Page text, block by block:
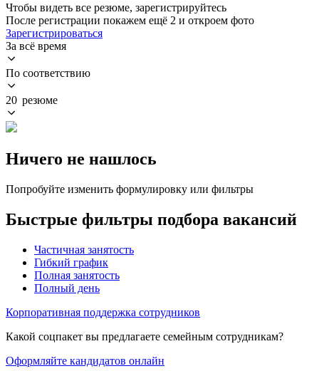
Чтобы видеть все резюме, зарегистрируйтесь
После регистрации покажем ещё 2 и откроем фото
Зарегистрироваться
За всё время
По соответствию
20 резюме
Ничего не нашлось
Попробуйте изменить формулировку или фильтры
Быстрые фильтры подбора вакансий
Частичная занятость
Гибкий график
Полная занятость
Полный день
Корпоративная поддержка сотрудников
Какой соцпакет вы предлагаете семейным сотрудникам?
Оформляйте кандидатов онлайн